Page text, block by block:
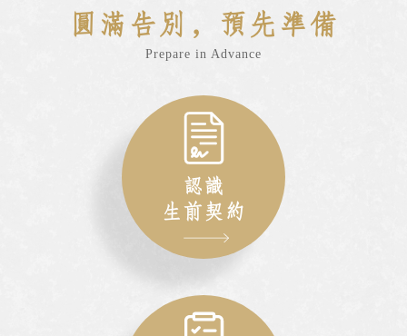
圓滿告別，預先準備
Prepare in Advance
認識
生前契約